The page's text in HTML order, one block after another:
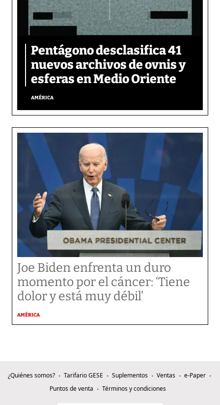
Pentágono desclasifica 41
nuevos archivos de ovnis y
esferas en Medio Oriente
AMÉRICA
Joe Biden enfrenta un duro
momento por el cáncer: ‘Tiene
dolor y está muy débil’
AMÉRICA
¿Quiénes somos? Tarifario GESE Suplementos Ventas
e-Paper
Puntos de venta
Términos y condiciones